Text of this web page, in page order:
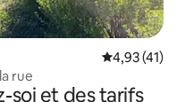
Évaluation
4,93 (41)
rue
soi et des tarifs